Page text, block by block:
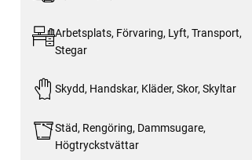
Arbetsplats, Förvaring, Lyft, Transport,
Stegar
Skydd, Handskar, Kläder, Skor, Skyltar
Städ, Rengöring, Dammsugare,
Högtryckstvättar